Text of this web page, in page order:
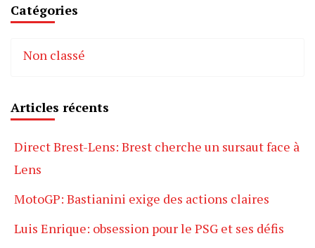
Catégories
Non classé
Articles récents
Direct Brest-Lens: Brest cherche un sursaut face à
Lens
MotoGP: Bastianini exige des actions claires
Luis Enrique: obsession pour le PSG et ses défis